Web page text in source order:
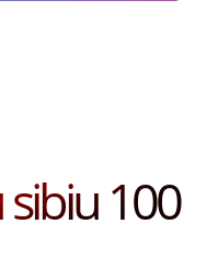
100